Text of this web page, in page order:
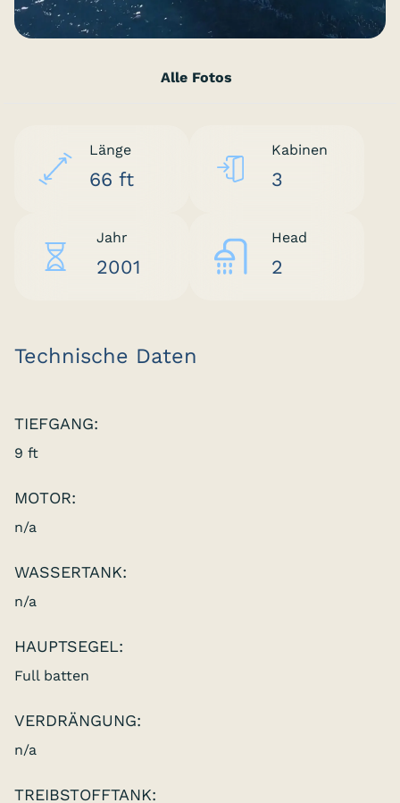
Alle Fotos
Länge
66 ft
Kabinen
3
Jahr
2001
Head
2
Technische Daten
TIEFGANG:
9 ft
MOTOR:
n/a
WASSERTANK:
n/a
HAUPTSEGEL:
Full batten
VERDRÄNGUNG:
n/a
TREIBSTOFFTANK: